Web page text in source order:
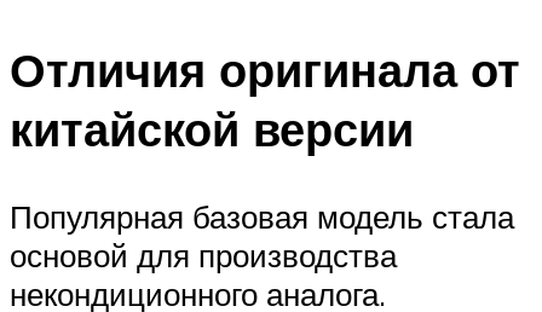
Отличия оригинала от
китайской версии
Популярная базовая модель стала
основой для производства
некондиционного аналога.